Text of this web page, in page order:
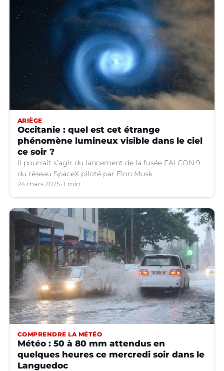
ARIÈGE
Occitanie : quel est cet étrange
phénomène lumineux visible dans le ciel
ce soir ?
Il pourrait s’agir du lancement de la fusée FALCON 9
du réseau SpaceX piloté par Elon Musk.
24 mars 2025 1 min
COMPRENDRE LA MÉTÉO
Météo : 50 à 80 mm attendus en
quelques heures ce mercredi soir dans le
Languedoc